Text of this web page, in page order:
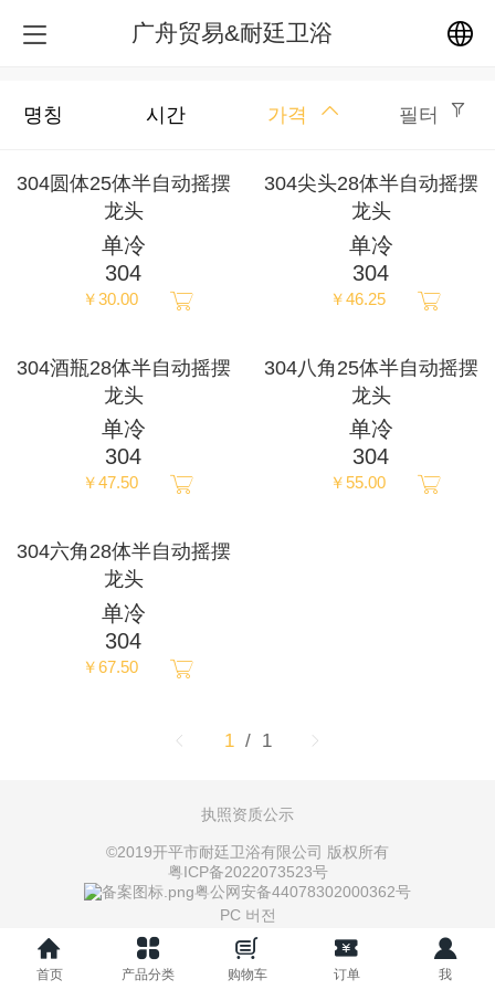
广舟贸易&耐廷卫浴
繁体
日本語
Español
ພາສາລາວ
명칭 시간 가격 필터
304圆体25体半自动摇摆
龙头
单冷
304
￥30.00
304尖头28体半自动摇摆
龙头
单冷
304
￥46.25
304酒瓶28体半自动摇摆
龙头
单冷
304
￥47.50
304八角25体半自动摇摆
龙头
单冷
304
￥55.00
304六角28体半自动摇摆
龙头
单冷
304
￥67.50
1 / 1
执照资质公示
©2019开平市耐廷卫浴有限公司 版权所有
粤ICP备2022073523号
粤公网安备44078302000362号
PC 버전
粤ICP备2022073523号
首页 产品分类 购物车 订单 我